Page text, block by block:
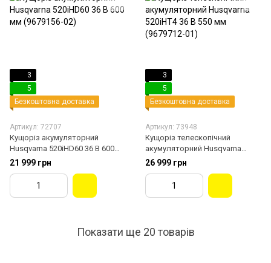
3
5
Безкоштовна доставка
Артикул: 72707
Кущоріз акумуляторний
Husqvarna 520iHD60 36 В 600
мм (9679156-02)
21 999 грн
3
5
Безкоштовна доставка
Артикул: 73948
Кущоріз телескопічний
акумуляторний Husqvarna
520iHT4 36 В 550 мм (9679712-
26 999 грн
Показати ще 20 товарів